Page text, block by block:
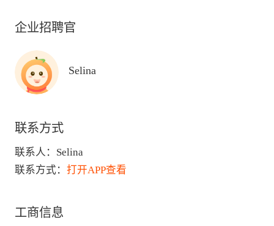
企业招聘官
Selina
联系方式
联系人： Selina
联系方式： 打开APP查看
工商信息